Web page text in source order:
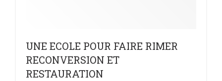
UNE ECOLE POUR FAIRE RIMER
RECONVERSION ET
RESTAURATION